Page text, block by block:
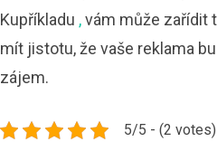
Kupříkladu ,vám může zařídit
mít jistotu, že vaše reklama
zájem.
5/5 - (2 votes)